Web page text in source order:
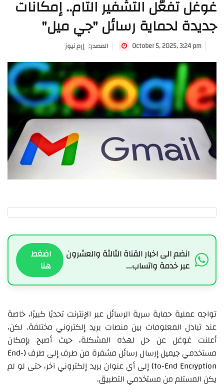
غوغل تفعّل التشفير التام.. إمكانات
جديدة لحماية رسائل "جي ميل"
إرم نيوز :المصدر October 5, 2025, 3:24 pm
انضم الى اخبار القناة الثالثة والعشرون
عبر خدمة واتساب...
اضغط
هنا
تواجه عملية حماية سرية الرسائل عبر الإنترنت تحديًا كبيرًا، خاصة
عند تبادل المعلومات بين منصات بريد إلكتروني مختلفة. لكن،
أعلنت غوغل عن حل لهذه المشكلة، حيث أصبح بإمكان
مستخدمي جيميل إرسال رسائل مشفرة من طرف إلى طرف (End-
to-End Encryption) إلى أي عنوان بريد إلكتروني آخر، حتى لو لم
يكن المستلم من مستخدمي التطبيق.